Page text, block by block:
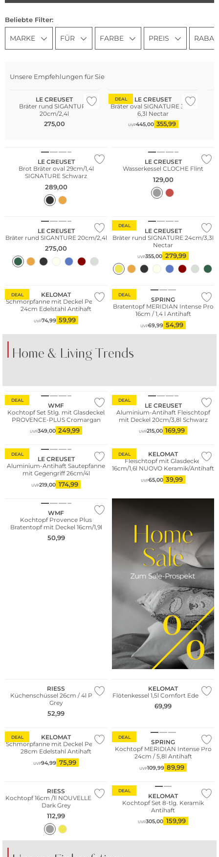
Beliebte Filter:
MARKE FÜR FARBE PREIS
Unsere Empfehlungen für Sie
LE CREUSET
Bräter rund SIGANTURE
20cm/2,4l
275,00
DEAL
LE CREUSET
Bräter oval SIGNATURE 31cm
6,3l Nectar
UVP445,00 355,99
LE CREUSET
Brot Bräter oval 29cm/1,4l
SIGNATURE Schwarz
289,00
LE CREUSET
Wasserkessel CLOCHE Flint
129,00
LE CREUSET
Bräter rund SIGANTURE 20cm/2,4l
275,00
DEAL
LE CREUSET
Bräter rund SIGNATURE 24cm/3,3l
Nectar
UVP355,00 279,99
DEAL
KELOMAT
Schmorpfanne mit Deckel Perfekt
24cm Edelstahl Antihaft
UVP74,99 59,99
DEAL
SPRING
Bratentopf MERIDIAN Intense Pro
16cm / 1,4 l Antihaft
UVP69,99 54,99
Home & Living Trends
DEAL
WMF
Kochtopf Set 5tlg. mit Glasdeckel
PROVENCE-PLUS Cromargan
UVP349,00 249,99
DEAL
LE CREUSET
Aluminium-Antihaft Fleischtopf
mit Deckel 20cm/3,8l Schwarz
UVP215,00 169,99
DEAL
LE CREUSET
Aluminium-Antihaft Sautepfanne
mit Gegengriff 26cm/4l
UVP219,00 174,99
DEAL
KELOMAT
Fleischtopf mit Glasdeckel
16cm/1,6l NUOVO Keramik/Antihaft
UVP65,00 39,99
WMF
Kochtopf Provence Plus
Bratentopf mit Deckel 16cm/1,9l
50,99
RIESS
Küchenschüssel 26cm / 4l Pure
Grey
52,99
KELOMAT
Flötenkessel 1,5l Comfort Edelstahl
69,99
DEAL
KELOMAT
Schmorpfanne mit Deckel Perfekt
28cm Edelstahl Antihaft
UVP94,99 75,99
DEAL
SPRING
Kochtopf MERIDIAN Intense Pro
24cm / 5,8l Antihaft
UVP109,99 89,99
WE ♡ AUSTRIA
RIESS
Kochtopf 16cm /1l NOUVELLE PUR
Dark Grey
112,99
DEAL
KELOMAT
Kochtopf Set 8-tlg. Keramik
Antihaft
UVP305,00 159,99